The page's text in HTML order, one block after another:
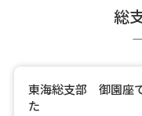
総
東海総支部 御園座
た